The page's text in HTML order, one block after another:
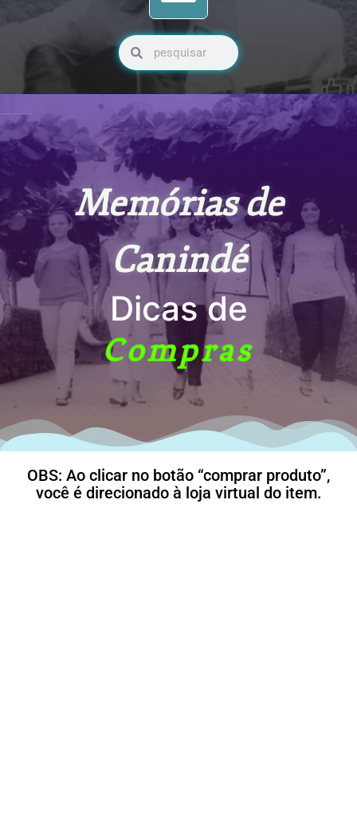
Pesquisar
Memórias de
Canindé
Dicas de
Compras
OBS: Ao clicar no botão “comprar produto”,
você é direcionado à loja virtual do item.